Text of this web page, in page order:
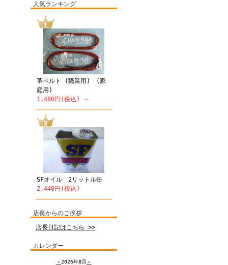
人気ランキング
革ベルト (職業用) (家
庭用)
1,480円(税込) ～
SFオイル 2リットル缶
2,440円(税込)
店長からのご挨拶
店長日記はこちら >>
カレンダー
＜2026年8月 ＞